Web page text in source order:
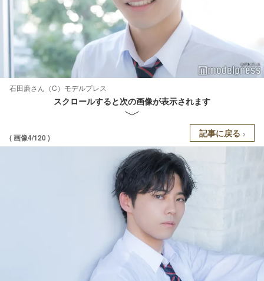
石田廉さん（C）モデルプレス
スクロールすると次の画像が表示されます
( 画像4/120 ) 記事に戻る